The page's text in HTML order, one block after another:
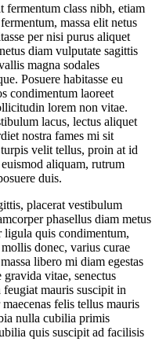
fermentum class nibh, etiam
massa elit netus
per nisi purus aliquet
diam vulputate sagittis
magna sodales
Posuere habitasse eu
condimentum laoreet
lorem non vitae.
lacus, lectus aliquet
nostra fames mi sit
velit tellus, proin at id
aliquam, rutrum
duis.
placerat vestibulum
phasellus diam metus
ligula quis condimentum,
donec, varius curae
libero mi diam egestas
vitae, senectus
mauris suscipit in
felis tellus mauris
nulla cubilia primis
quis suscipit ad facilisis